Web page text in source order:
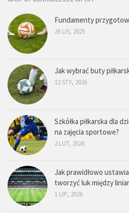
Fundamenty
26 LIS, 2025
Jak wybrać buty
12 STY, 2026
Szkółka piłkarska dla
na zajęcia sportowe?
2 LUT, 2026
Jak prawidłowo
tworzyć luk między
1 LIP, 2026